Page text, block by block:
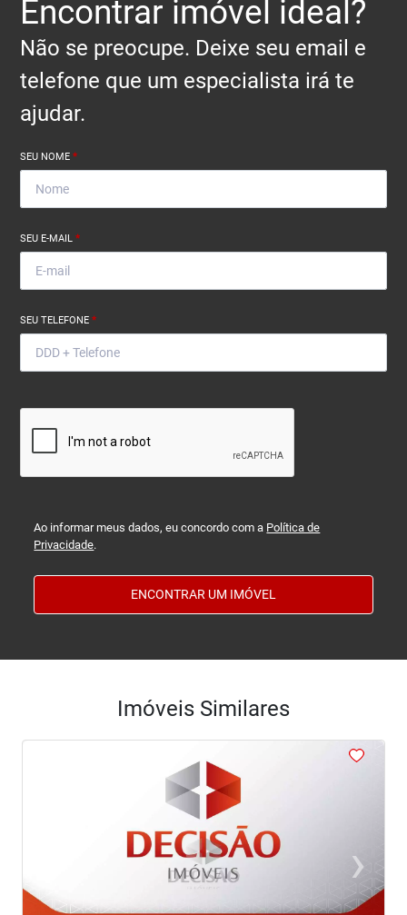
Encontrar imóvel ideal?
Não se preocupe. Deixe seu email e
telefone que um especialista irá te
ajudar.
SEU NOME*
SEU E-MAIL*
SEU TELEFONE*
Ao informar meus dados, eu concordo com a Política de
Privacidade.
ENCONTRAR UM IMÓVEL
Imóveis Similares
›
Next